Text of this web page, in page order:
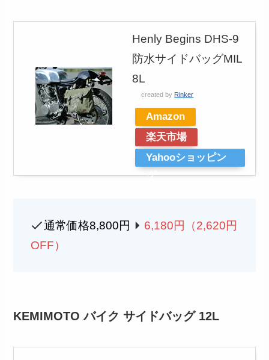
Henly Begins DHS-9
防水サイドバッグMIL
8L
created by Rinker
Amazon
楽天市場
Yahooショッピン
グ
通常価格8,800円
6,180円（2,620円
OFF）
KEMIMOTO バイク サイドバッグ 12L